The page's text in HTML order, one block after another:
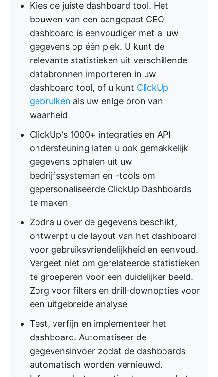
Kies de juiste dashboard tool. Het
bouwen van een aangepast CEO
dashboard is eenvoudiger met al uw
gegevens op één plek. U kunt de
relevante statistieken uit verschillende
databronnen importeren in uw
dashboard tool, of u kunt ClickUp
gebruiken als uw enige bron van
waarheid
ClickUp's 1000+ integraties en API
ondersteuning laten u ook gemakkelijk
gegevens ophalen uit uw
bedrijfssystemen en -tools om
gepersonaliseerde ClickUp Dashboards
te maken
Zodra u over de gegevens beschikt,
ontwerpt u de layout van het dashboard
voor gebruiksvriendelijkheid en eenvoud.
Vergeet niet om gerelateerde statistieken
te groeperen voor een duidelijker beeld.
Zorg voor filters en drill-downopties voor
een uitgebreide analyse
Test, verfijn en implementeer het
dashboard. Automatiseer de
gegevensinvoer zodat de dashboards
automatisch worden vernieuwd.